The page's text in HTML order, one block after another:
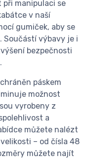
manipulaci se
v naší
gumiček, aby se
Součástí výbavy je i
bezpečnosti
páskem
možnost
vyrobeny z
a
můžete nalézt
– od čísla 48
můžete najít